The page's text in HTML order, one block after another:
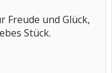
Freude und Glück,
Stück.